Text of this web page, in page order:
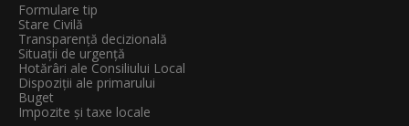
Formulare tip
Stare Civilă
Transparenţă decizională
Situații de urgență
Hotărâri ale Consiliului Local
Dispoziții ale primarului
Buget
Impozite și taxe locale